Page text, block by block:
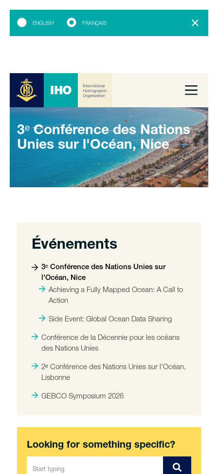
ENGLISH FRANÇAIS
3ᵉ Conférence des Nations
Unies sur l'Océan, Nice
Événements
3ᵉ Conférence des Nations Unies sur
l'Océan, Nice
Achieving a Fully Mapped Ocean: A Call to
Action
Side Event: Global Ocean Data Sharing
Conférence de la Décennie pour les océans
des Nations Unies
2ᵉ Conférence des Nations Unies sur l'Océan,
Lisbonne
GEBCO Symposium 2026
Looking for something specific?